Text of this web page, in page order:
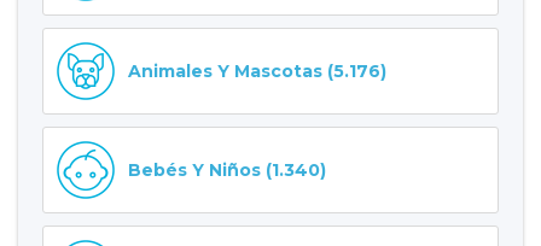
Animales Y Mascotas (5.176)
Bebés Y Niños (1.340)